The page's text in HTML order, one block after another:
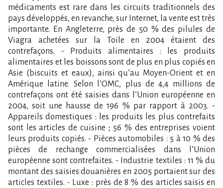
médicaments est rare dans les circuits traditionnels des
pays développés, en revanche, sur Internet, la vente est très
importante. En Angleterre, près de 50 % des pilules de
Viagra achetées sur la Toile en 2004 étaient des
contrefaçons. - Produits alimentaires : les produits
alimentaires et les boissons sont de plus en plus copiés en
Asie (biscuits et eaux), ainsi qu’au Moyen-Orient et en
Amérique latine. Selon l’OMC, plus de 4,4 millions de
contrefaçons ont été saisies dans l’Union européenne en
2004, soit une hausse de 196 % par rapport à 2003. -
Appareils domestiques : les produits les plus contrefaits
sont les articles de cuisine ; 56 % des entreprises voient
leurs produits copiés. - Pièces automobiles : 5 à 10 % des
pièces de rechange commercialisées dans l’Union
européenne sont contrefaites. - Industrie textiles : 11 % du
montant des saisies douanières en 2005 portaient sur des
articles textiles. - Luxe : près de 8 % des articles saisis en